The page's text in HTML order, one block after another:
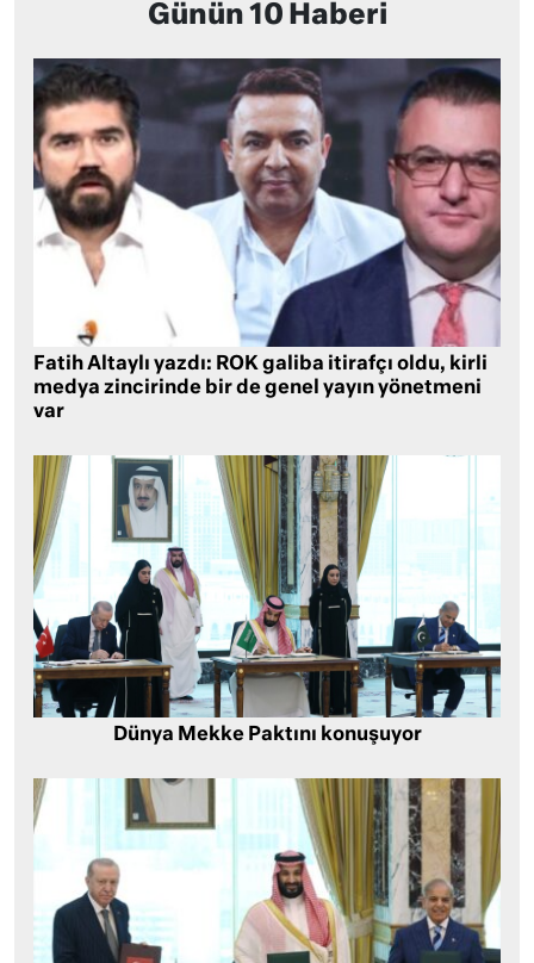
Günün 10 Haberi
Fatih Altaylı yazdı: ROK galiba itirafçı oldu, kirli
medya zincirinde bir de genel yayın yönetmeni
var
Dünya Mekke Paktını konuşuyor